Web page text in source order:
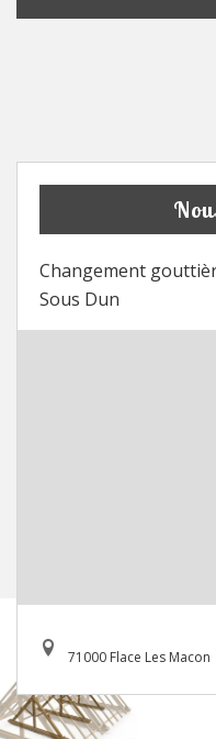
Changement
Sous Dun
71000 Flace Les Macon